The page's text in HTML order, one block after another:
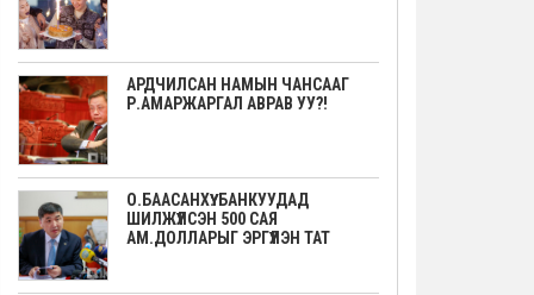
АРДЧИЛСАН НАМЫН ЧАНСААГ
Р.АМАРЖАРГАЛ АВРАВ УУ?!
О.БААСАНХҮҮ: БАНКУУДАД
ШИЛЖҮҮЛСЭН 500 САЯ
АМ.ДОЛЛАРЫГ ЭРГҮҮЛЭН ТАТ